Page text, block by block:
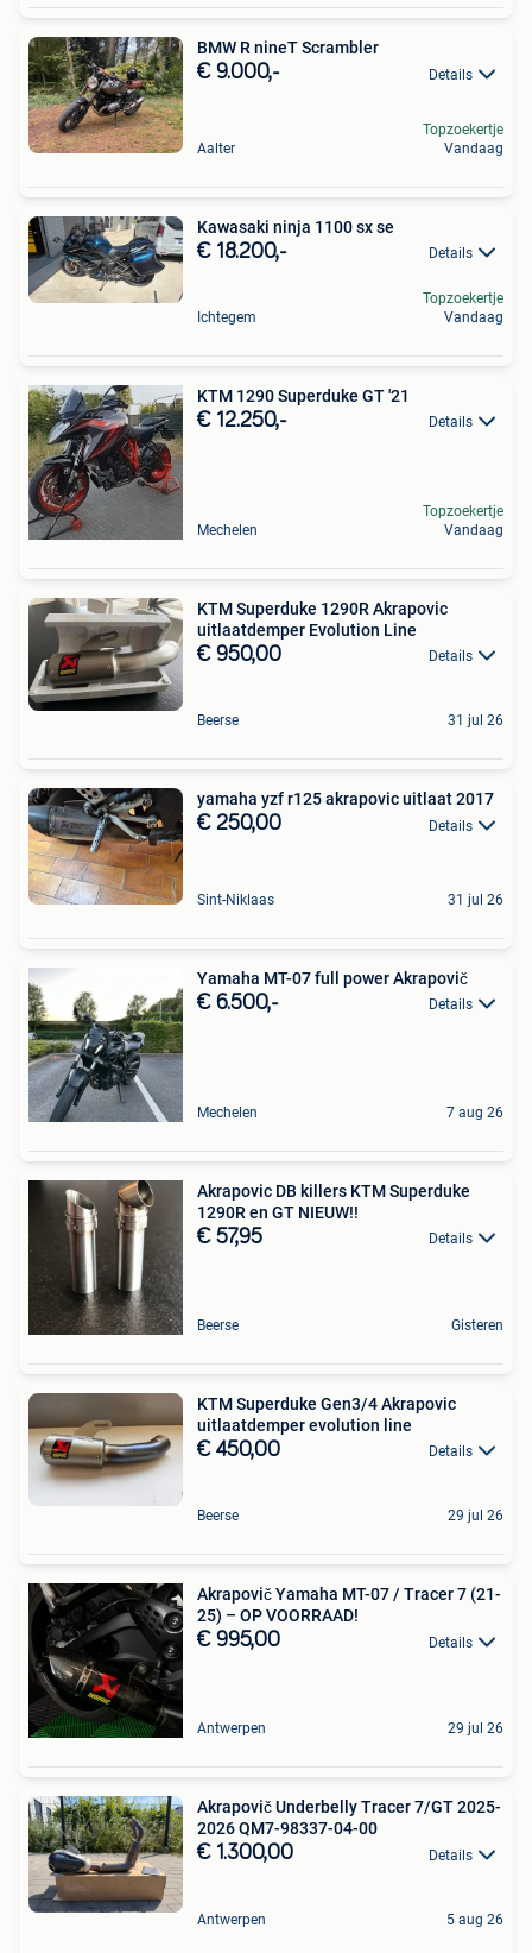
BMW R nineT Scrambler
€ 9.000,- Details
Aalter
Topzoekertje
Vandaag
Kawasaki ninja 1100 sx se
€ 18.200,- Details
Ichtegem
Topzoekertje
Vandaag
KTM 1290 Superduke GT '21
€ 12.250,- Details
Mechelen
Topzoekertje
Vandaag
KTM Superduke 1290R Akrapovic
uitlaatdemper Evolution Line
€ 950,00 Details
Beerse 31 jul 26
yamaha yzf r125 akrapovic uitlaat 2017
€ 250,00 Details
Sint-Niklaas 31 jul 26
Yamaha MT-07 full power Akrapovič
€ 6.500,- Details
Mechelen 7 aug 26
Akrapovic DB killers KTM Superduke
1290R en GT NIEUW!!
€ 57,95 Details
Beerse Gisteren
KTM Superduke Gen3/4 Akrapovic
uitlaatdemper evolution line
€ 450,00 Details
Beerse 29 jul 26
Akrapovič Yamaha MT-07 / Tracer 7 (21-
25) – OP VOORRAAD!
€ 995,00 Details
Antwerpen 29 jul 26
Akrapovič Underbelly Tracer 7/GT 2025-
2026 QM7-98337-04-00
€ 1.300,00 Details
Antwerpen 5 aug 26